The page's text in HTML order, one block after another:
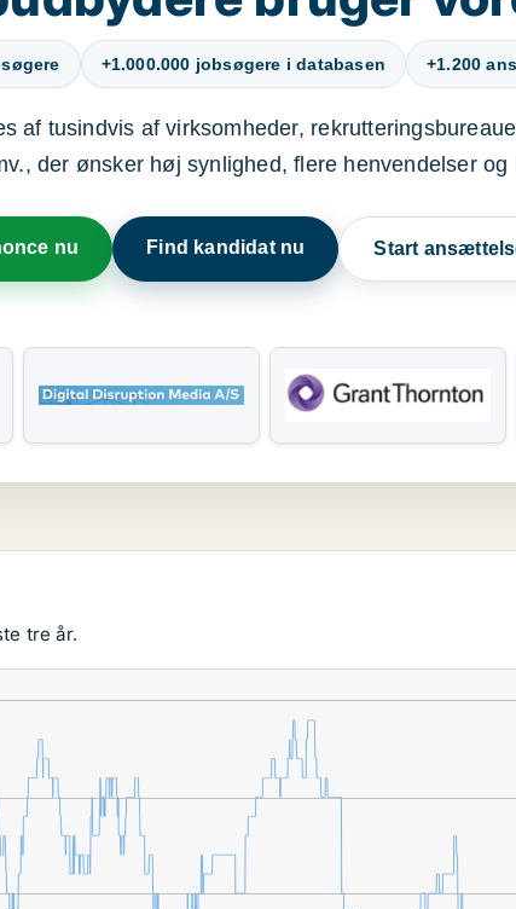
+1.000.000 jobsøgere i databasen +1.200
af tusindvis af virksomheder,
der ønsker høj synlighed, flere henvendelser og
nu Find kandidat nu Start
tre år.